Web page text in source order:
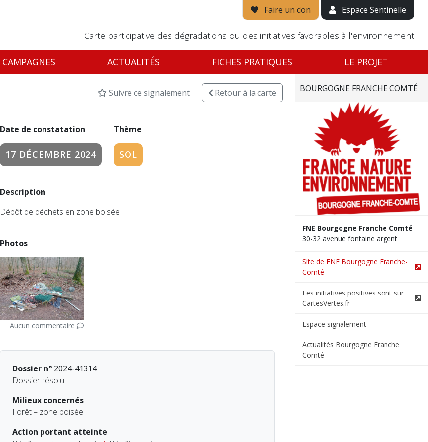
Faire un don Espace Sentinelle
Carte participative des dégradations ou des initiatives favorables à l'environnement
CAMPAGNES ACTUALITÉS FICHES PRATIQUES LE PROJET
Suivre ce signalement Retourà la carte
Date de constatation
17 DÉCEMBRE 2024
Thème
SOL
Description
Dépôt de déchets en zone boisée
Photos
Aucun commentaire
Dossier n°2024-41314
Dossier résolu
Milieux concernés
Forêt – zone boisée
Action portant atteinte
BOURGOGNE FRANCHE COMTÉ
FNE Bourgogne Franche Comté
30-32 avenue fontaine argent
Site de FNE Bourgogne Franche-
Comté
Les initiatives positives sont sur
CartesVertes.fr
Espace signalement
Actualités Bourgogne Franche
Comté